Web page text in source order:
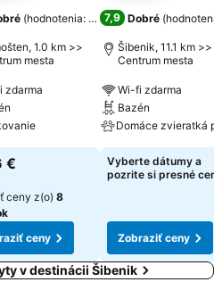
(hodnotenia: 5 053)
1.0 km >>
mesta
zdarma
€
ceny z(o) 8
ceny
7,9 Dobré (
Šibenik, 11.1 km >>
Centrum mesta
Wi-fi zdarma
Bazén
Domáce zvieratká
Vyberte dátumy a
pozrite si presné
Zobraziť ceny
v destinácii Šibenik